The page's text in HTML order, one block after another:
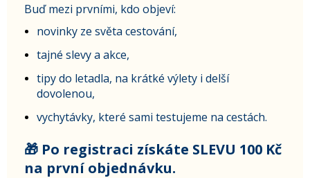
Buď mezi prvními, kdo objeví:
novinky ze světa cestování,
tajné slevy a akce,
tipy do letadla, na krátké výlety i delší
dovolenou,
vychytávky, které sami testujeme na cestách.
🎁 Po registraci získáte SLEVU 100 Kč
na první objednávku.